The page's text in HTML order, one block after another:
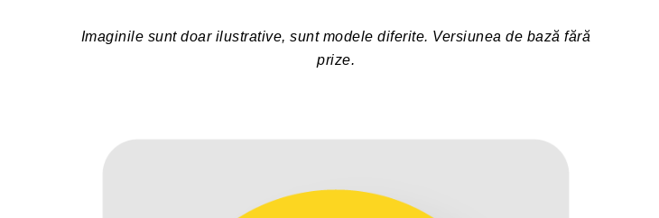
Imaginile sunt doar ilustrative, sunt modele diferite. Versiunea de bază fără
prize.